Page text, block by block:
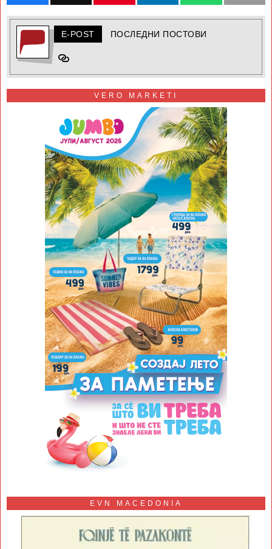
E-POST ПОСЛЕДНИ ПОСТОВИ
VERO MARKETI
EVN MACEDONIA